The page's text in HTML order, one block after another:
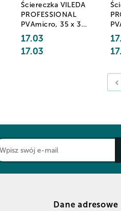
Ściereczka VILEDA
PROFESSIONAL
PVAmicro, 35 x 38
cm, niebieska
17.03
17.03
Dane adresowe